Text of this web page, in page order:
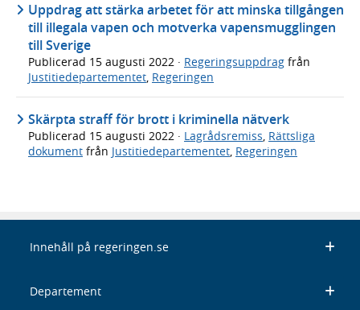
Uppdrag att stärka arbetet för att minska tillgången
till illegala vapen och motverka vapensmugglingen
till Sverige
Publicerad 15 augusti 2022 · Regeringsuppdrag från
Justitiedepartementet, Regeringen
Skärpta straff för brott i kriminella nätverk
Publicerad 15 augusti 2022 · Lagrådsremiss Rättsliga
dokument från Justitiedepartementet Regeringen
Innehåll på regeringen.se
Departement